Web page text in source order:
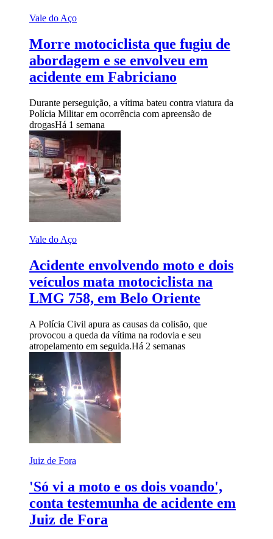
Vale do Aço
Morre motociclista que fugiu de
abordagem e se envolveu em
acidente em Fabriciano
Durante perseguição, a vítima bateu contra viatura da
Polícia Militar em ocorrência com apreensão de
drogasHá 1 semana
Vale do Aço
Acidente envolvendo moto e dois
veículos mata motociclista na
LMG 758, em Belo Oriente
A Polícia Civil apura as causas da colisão, que
provocou a queda da vítima na rodovia e seu
atropelamento em seguida.Há 2 semanas
Juiz de Fora
'Só vi a moto e os dois voando',
conta testemunha de acidente em
Juiz de Fora